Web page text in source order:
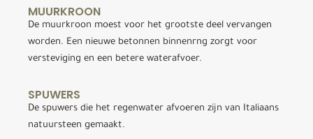
MUURKROON
De muurkroon moest voor het grootste deel vervangen
worden. Een nieuwe betonnen binnenrng zorgt voor
versteviging en een betere waterafvoer.
SPUWERS
De spuwers die het regenwater afvoeren zijn van Italiaans
natuursteen gemaakt.